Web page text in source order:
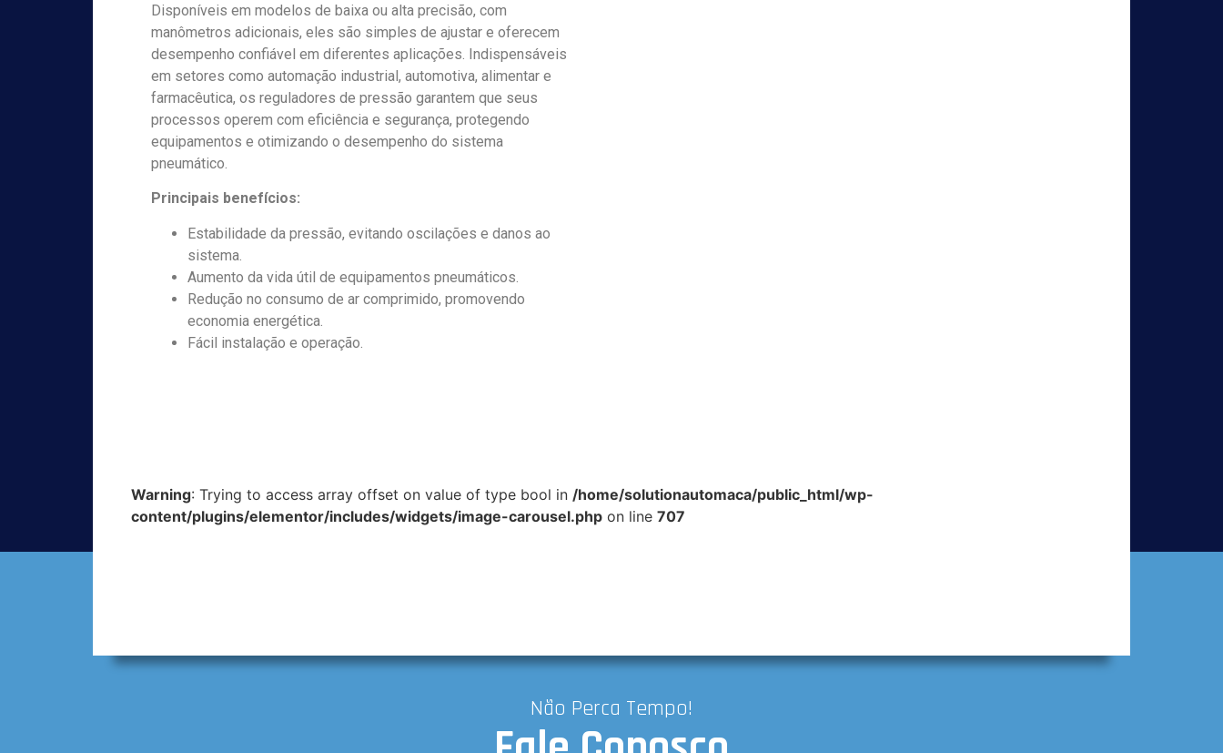
Disponíveis em modelos de baixa ou alta precisão, com
manômetros adicionais, eles são simples de ajustar e oferecem
desempenho confiável em diferentes aplicações. Indispensáveis ​​
em setores como automação industrial, automotiva, alimentar e
farmacêutica, os reguladores de pressão garantem que seus
processos operem com eficiência e segurança, protegendo
equipamentos e otimizando o desempenho do sistema
pneumático.
Principais benefícios:
Estabilidade da pressão, evitando oscilações e danos ao
sistema.
Aumento da vida útil de equipamentos pneumáticos.
Redução no consumo de ar comprimido, promovendo
economia energética.
Fácil instalação e operação.
Warning: Trying to access array offset on value of type bool in /home/solutionautomaca/public_html/wp-
content/plugins/elementor/includes/widgets/image-carousel.php on line 707
Não Perca Tempo!